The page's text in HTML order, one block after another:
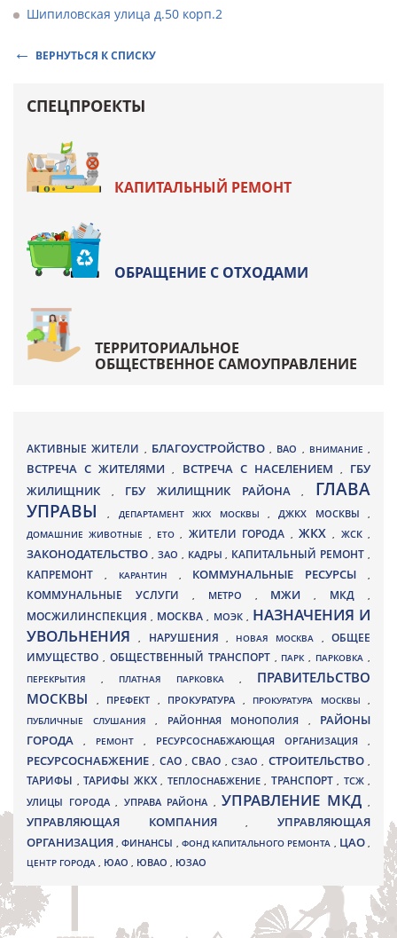
Шипиловская улица д.50 корп.2
ВЕРНУТЬСЯ К СПИСКУ
СПЕЦПРОЕКТЫ
КАПИТАЛЬНЫЙ РЕМОНТ
ОБРАЩЕНИЕ С ОТХОДАМИ
ТЕРРИТОРИАЛЬНОЕ
ОБЩЕСТВЕННОЕ САМОУПРАВЛЕНИЕ
АКТИВНЫЕ ЖИТЕЛИ , БЛАГОУСТРОЙСТВО , ВАО , ВНИМАНИЕ ,
ВСТРЕЧА С ЖИТЕЛЯМИ, ВСТРЕЧА С НАСЕЛЕНИЕМ , ГБУ
ЖИЛИЩНИК
, ГБУ ЖИЛИЩНИК РАЙОНА, ГЛАВА
УПРАВЫ, ДЕПАРТАМЕНТ ЖКХ МОСКВЫ ,ДЖКХ МОСКВЫ ,
ДОМАШНИЕ ЖИВОТНЫЕ , ЕТО, ЖИТЕЛИ ГОРОДА , ЖКХ, ЖСК,
ЗАКОНОДАТЕЛЬСТВО , ЗАО , КАДРЫ, КАПИТАЛЬНЫЙ РЕМОНТ ,
КАПРЕМОНТ , КАРАНТИН , КОММУНАЛЬНЫЕ РЕСУРСЫ,
КОММУНАЛЬНЫЕ УСЛУГИ , МЕТРО , МЖИ, МКД ,
МОСЖИЛИНСПЕКЦИЯ, МОСКВА , МОЭК , НАЗНАЧЕНИЯ И
УВОЛЬНЕНИЯ, НАРУШЕНИЯ , НОВАЯ МОСКВА ,ОБЩЕЕ
ИМУЩЕСТВО , ОБЩЕСТВЕННЫЙ ТРАНСПОРТ , ПАРК, ПАРКОВКА ,
ПЕРЕКРЫТИЯ , ПЛАТНАЯ ПАРКОВКА , ПРАВИТЕЛЬСТВО
МОСКВЫ
, ПРЕФЕКТ , ПРОКУРАТУРА , ПРОКУРАТУРА МОСКВЫ ,
ПУБЛИЧНЫЕ СЛУШАНИЯ , РАЙОННАЯ МОНОПОЛИЯ , РАЙОНЫ
ГОРОДА
, РЕМОНТ , РЕСУРСОСНАБЖАЮЩАЯ ОРГАНИЗАЦИЯ ,
РЕСУРСОСНАБЖЕНИЕ, САО,СВАО ,СЗАО, СТРОИТЕЛЬСТВО,
ТАРИФЫ , ТАРИФЫ ЖКХ , ТЕПЛОСНАБЖЕНИЕ , ТРАНСПОРТ , ТСЖ ,
УЛИЦЫ ГОРОДА , УПРАВА РАЙОНА , УПРАВЛЕНИЕ МКД ,
УПРАВЛЯЮЩАЯ КОМПАНИЯ,УПРАВЛЯЮЩАЯ
ОРГАНИЗАЦИЯ,ФИНАНСЫ , ФОНД КАПИТАЛЬНОГО РЕМОНТА , ЦАО,
ЦЕНТР ГОРОДА , ЮАО , ЮВАО , ЮЗАО